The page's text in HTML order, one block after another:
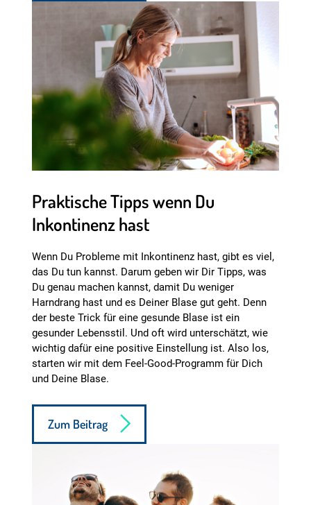
Praktische Tipps wenn Du
Inkontinenz hast
Wenn Du Probleme mit Inkontinenz hast, gibt es viel,
das Du tun kannst. Darum geben wir Dir Tipps, was
Du genau machen kannst, damit Du weniger
Harndrang hast und es Deiner Blase gut geht. Denn
der beste Trick für eine gesunde Blase ist ein
gesunder Lebensstil. Und oft wird unterschätzt, wie
wichtig dafür eine positive Einstellung ist. Also los,
starten wir mit dem Feel-Good-Programm für Dich
und Deine Blase.
Zum Beitrag